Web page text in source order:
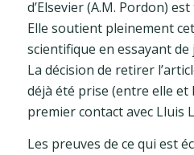
d’Elsevier (A.M. Pordon)
Elle soutient pleinement
scientifique en essayant
La décision de retirer
déjà été prise (entre elle et
premier contact avec Lluis
Les preuves de ce qui est